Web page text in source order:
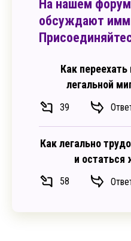
На нашем
обсуждают
Как
легальной
39
Как легально
и остаться
58